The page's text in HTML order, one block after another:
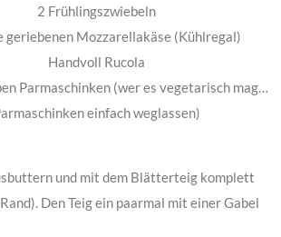
2 Frühlingszwiebeln
geriebenen Mozzarellakäse (Kühlregal)
Handvoll Rucola
Parmaschinken (wer es vegetarisch mag…
einfach weglassen)
und mit dem Blätterteig komplett
Den Teig ein paarmal mit einer Gabel